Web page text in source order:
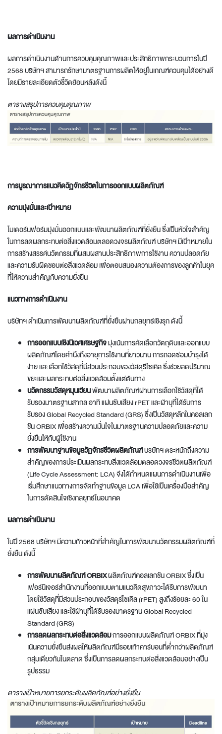
ผลการดำเนินงาน
ผลการดำเนินงานด้านการควบคุมคุณภาพและประสิทธิภาพกระบวนการในปี
2568 บริษัทฯ สามารถรักษามาตรฐานการผลิตให้อยู่ในเกณฑ์ควบคุมได้อย่างดี
โดยมีรายละเอียดตัวชี้วัดย้อนหลังดังนี้
ตารางสรุปการควบคุมคุณภาพ
การบูรณาการแนวคิดวัฏจักรชีวิตในการออกแบบผลิตภัณฑ์
ความมุ่งมั่นและเป้าหมาย
โมเดอร์นฟอร์มมุ่งมั่นออกแบบและพัฒนาผลิตภัณฑ์ที่ยั่งยืน ซึ่งเป็นหัวใจสำคัญ
ในการลดผลกระทบต่อสิ่งแวดล้อมตลอดวงจรผลิตภัณฑ์ บริษัทฯ มีเป้าหมายใน
การสร้างสรรค์นวัตกรรมที่ผสมผสานประสิทธิภาพการใช้งาน ความปลอดภัย
และความรับผิดชอบต่อสิ่งแวดล้อม เพื่อตอบสนองความต้องการของลูกค้าในยุค
ที่ให้ความสำคัญกับความยั่งยืน
แนวทางการดำเนินงาน
บริษัทฯ ดำเนินการพัฒนาผลิตภัณฑ์ที่ยั่งยืนผ่านกลยุทธ์เชิงรุก ดังนี้
การออกแบบเชิงนิเวศเศรษฐกิจมุ่งเน้นการคัดเลือกวัตถุดิบและออกแบบ
ผลิตภัณฑ์โดยคำนึงถึงอายุการใช้งานที่ยาวนาน การถอดซ่อมบำรุงได้
ง่าย และเลือกใช้วัสดุที่มีส่วนประกอบของวัสดุรีไซเคิล ซึ่งช่วยลดปริมาณ
ขยะและผลกระทบต่อสิ่งแวดล้อมตั้งแต่ต้นทาง
นวัตกรรมวัสดุหมุนเวียนพัฒนาผลิตภัณฑ์ผ่านการเลือกใช้วัสดุที่ได้
รับรองมาตรฐานสากล อาทิ แผ่นซับเสียง rPET และผ้าบุที่ได้รับการ
รับรอง Global Recycled Standard (GRS) ซึ่งเป็นวัสดุหลักในคอลเลก
ชัน ORBIX เพื่อสร้างความมั่นใจในมาตรฐานความปลอดภัยและความ
ยั่งยืนให้กับผู้ใช้งาน
การพัฒนาฐานข้อมูลวัฏจักรชีวิตผลิตภัณฑ์บริษัทฯ ตระหนักถึงความ
สำคัญของการประเมินผลกระทบสิ่งแวดล้อมตลอดวงจรชีวิตผลิตภัณฑ์
(Life Cycle Assessment: LCA) จึงได้กำหนดแผนการดำเนินงานเพื่อ
เริ่มศึกษาแนวทางการจัดทำฐานข้อมูล LCA เพื่อใช้เป็นเครื่องมือสำคัญ
ในการตัดสินใจเชิงกลยุทธ์ในอนาคต
ผลการดำเนินงาน
ในปี 2568 บริษัทฯ มีความก้าวหน้าที่สำคัญในการพัฒนานวัตกรรมผลิตภัณฑ์ที่
ยั่งยืน ดังนี้
การพัฒนาผลิตภัณฑ์ORBIXผลิตภัณฑ์คอลเลกชัน ORBIX ซึ่งเป็น
เฟอร์นิเจอร์สำนักงานที่ออกแบบตามแนวคิดสุขภาวะได้รับการพัฒนา
โดยใช้วัสดุที่มีส่วนประกอบของวัสดุรีไซเคิล (rPET) สูงถึงร้อยละ 60 ใน
แผ่นซับเสียง และใช้ผ้าบุที่ได้รับรองมาตรฐาน Global Recycled
Standard (GRS)
การลดผลกระทบต่อสิ่งแวดล้อมการออกแบบผลิตภัณฑ์ ORBIX ที่มุ่ง
เน้นความยั่งยืนส่งผลให้ผลิตภัณฑ์มีรอยเท้าคาร์บอนที่ต่ำกว่าผลิตภัณฑ์
กลุ่มเดียวกันในตลาด ซึ่งเป็นการลดผลกระทบต่อสิ่งแวดล้อมอย่างเป็น
รูปธรรม
ตารางเป้าหมายการยกระดับผลิตภัณฑ์อย่างยั่งยืน